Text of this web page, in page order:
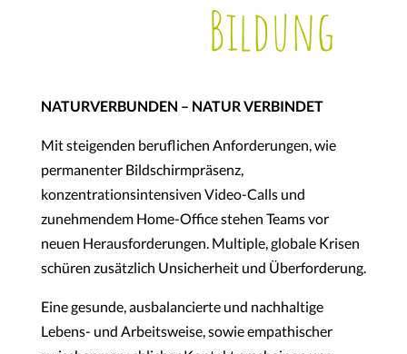
Bildung
NATURVERBUNDEN – NATUR VERBINDET
Mit steigenden beruflichen Anforderungen, wie
permanenter Bildschirmpräsenz,
konzentrationsintensiven Video-Calls und
zunehmendem Home-Office stehen Teams vor
neuen Herausforderungen. Multiple, globale Krisen
schüren zusätzlich Unsicherheit und Überforderung.
Eine gesunde, ausbalancierte und nachhaltige
Lebens- und Arbeitsweise, sowie empathischer